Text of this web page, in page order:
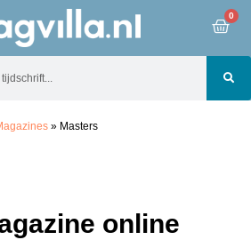
0
» Masters
online